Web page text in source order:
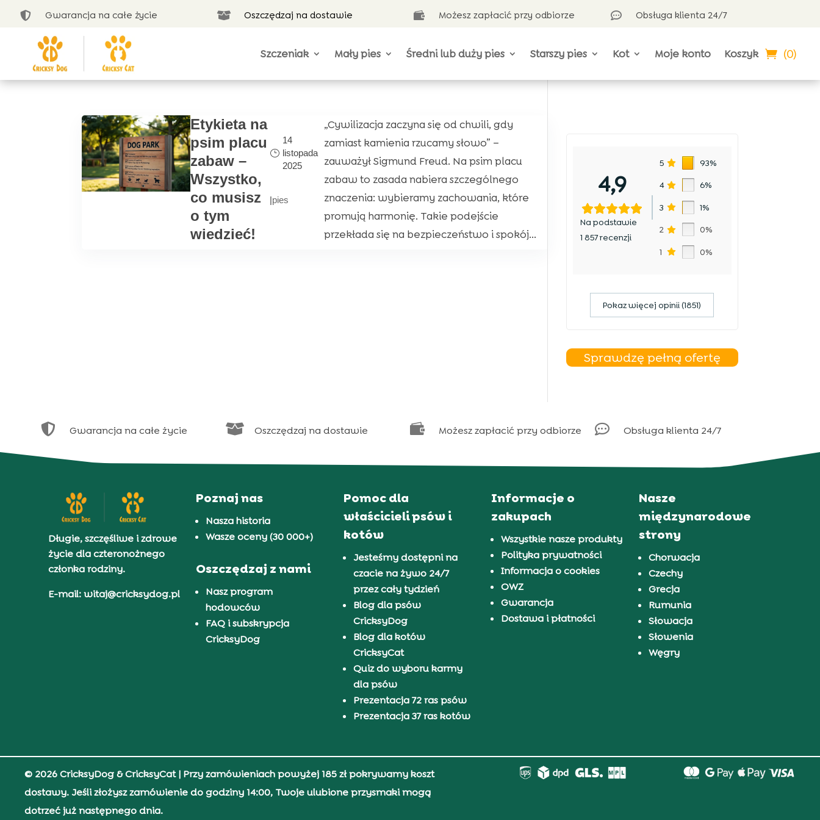
 Gwarancja na całe życie  Oszczędzaj na dostawie  Możesz zapłacić przy odbiorze  Obsługa klienta 24/7
Szczeniak Mały pies Średni lub duży pies Starszy pies Kot Moje konto Koszyk (0)
Etykieta na
psim placu
zabaw –
Wszystko,
co musisz
o tym
wiedzieć!
14
listopada
2025
|pies
„Cywilizacja zaczyna się od chwili, gdy
zamiast kamienia rzucamy słowo” –
zauważył Sigmund Freud. Na psim placu
zabaw to zasada nabiera szczególnego
znaczenia: wybieramy zachowania, które
promują harmonię. Takie podejście
przekłada się na bezpieczeństwo i spokój...
4,9
Na podstawie
1 857 recenzji
5 93%
4 6%
3 1%
2 0%
1 0%
Pokaz więcej opinii (1851)
Sprawdzę pełną ofertę
 Gwarancja na całe życie  Oszczędzaj na dostawie  Możesz zapłacić przy odbiorze  Obsługa klienta 24/7
Długie, szczęśliwe i zdrowe
życie dla czteronożnego
członka rodziny.
E-mail: witaj@cricksydog.pl
Poznaj nas
Nasza historia
Wasze oceny (30 000+)
Oszczędzaj z nami
Nasz program
hodowców
FAQ i subskrypcja
CricksyDog
Pomoc dla
właścicieli psów i
kotów
Jesteśmy dostępni na
czacie na żywo 24/7
przez cały tydzień
Blog dla psów
CricksyDog
Blog dla kotów
CricksyCat
Quiz do wyboru karmy
dla psów
Prezentacja 72 ras psów
Prezentacja 37 ras kotów
Informacje o
zakupach
Wszystkie nasze produkty
Polityka prywatności
Informacja o cookies
OWZ
Gwarancja
Dostawa i płatności
Nasze
międzynarodowe
strony
Chorwacja
Czechy
Grecja
Rumunia
Słowacja
Słowenia
Węgry
© 2026 CricksyDog & CricksyCat| Przy zamówieniach powyżej 185 zł pokrywamy koszt
dostawy. Jeśli złożysz zamówienie do godziny 14:00, Twoje ulubione przysmaki mogą
dotrzeć już następnego dnia.